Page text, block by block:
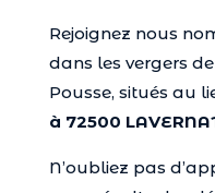
Rejoignez nous
dans les vergers
Pousse, situés au
à 72500
N’oubliez pas